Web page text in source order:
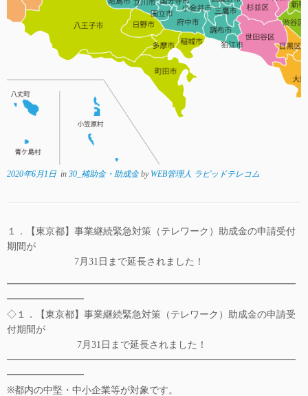
2020年6月1日 in 30_補助金・助成金by WEB管理人 ラピッドテレコム
１．【東京都】事業継続緊急対策（テレワーク）助成金の申請受付
期間が
7月31日まで延長されました！
━━━━━━━━━━━━━━━━━━━━━━━━━━━━━━
━━━━━━━━
◇１．【東京都】事業継続緊急対策（テレワーク）助成金の申請受
付期間が
7月31日まで延長されました！
━━━━━━━━━━━━━━━━━━━━━━━━━━━━━━
━━━━━━━━
※都内の中堅・中小企業等が対象です。